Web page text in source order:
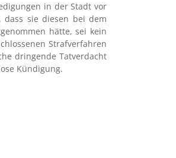
in der Stadt vor
dass sie diesen bei dem
hätte, sei kein
Strafverfahren
dringende Tatverdacht
Kündigung.